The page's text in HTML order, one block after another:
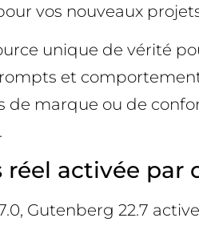
vos nouveaux
unique de vérité
et
marque ou de
activée par
Gutenberg 22.7